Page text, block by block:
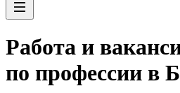
Работа и
по профессии в